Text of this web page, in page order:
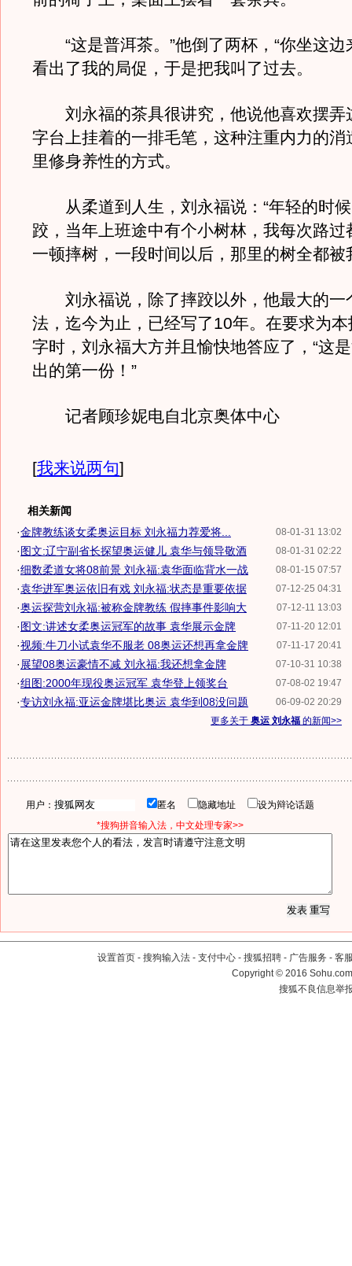
“这是普洱茶。”他倒了两杯，“你坐这边
看出了我的局促，于是把我叫了过去。
刘永福的茶具很讲究，他说他喜欢摆弄
字台上挂着的一排毛笔，这种注重内力的消
里修身养性的方式。
从柔道到人生，刘永福说：“年轻的时候
跤，当年上班途中有个小树林，我每次路过
一顿摔树，一段时间以后，那里的树全都被
刘永福说，除了摔跤以外，他最大的一
法，迄今为止，已经写了10年。在要求为
字时，刘永福大方并且愉快地答应了，“这
出的第一份！”
记者顾珍妮电自北京奥体中心
[我来说两句]
相关新闻
08-01-31 13:02
·金牌教练谈女柔奥运目标 刘永福力荐爱将...
08-01-31 02:22
·图文:辽宁副省长探望奥运健儿 袁华与领导敬酒
08-01-15 07:57
·细数柔道女将08前景 刘永福:袁华面临背水一战
07-12-25 04:31
·袁华进军奥运依旧有戏 刘永福:状态是重要依据
07-12-11 13:03
·奥运探营刘永福:被称金牌教练 假摔事件影响大
07-11-20 12:01
·图文:讲述女柔奥运冠军的故事 袁华展示金牌
07-11-17 20:41
·视频:牛刀小试袁华不服老 08奥运还想再拿金牌
07-10-31 10:38
· 展望08奥运豪情不减 刘永福:我还想拿金牌
07-08-02 19:47
·组图:2000年现役奥运冠军 袁华登上领奖台
06-09-02 20:29
·专访刘永福:亚运金牌堪比奥运 袁华到08没问题
更多关于 奥运 刘永福 的新闻>>
用户： 匿名 隐藏地址
设为辩论话题
*搜狗拼音输入法，中文处理专家>>
设置首页 - 搜狗输入法 - 支付中心 - 搜狐招聘 - 广告服务 - 客
Copyright©2016
搜狐不良信息举